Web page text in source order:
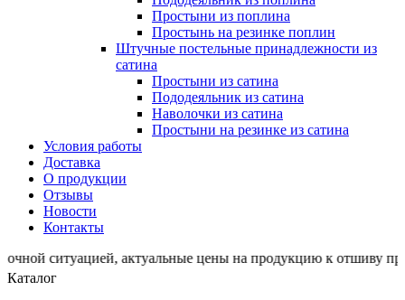
Простыни из поплина
Простынь на резинке поплин
Штучные постельные принадлежности из
сатина
Простыни из сатина
Пододеяльник из сатина
Наволочки из сатина
Простыни на резинке из сатина
Условия работы
Доставка
О продукции
Отзывы
Новости
Контакты
актуальные цены на продукцию к отшиву
Каталог